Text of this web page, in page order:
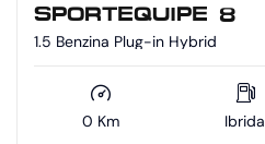
SPORTEQUIPE 8
1.5 Benzina Plug-in Hybrid
0 Km Ibrida